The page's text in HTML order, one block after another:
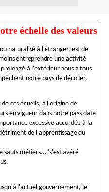
échelle des valeurs
naturalisé à l'étranger, est de
entreprendre une activité
à l'extérieur nous a tous
notre pays de décoller.
ces écueils, à l'origine de
en vigueur dans notre pays date
excessive accordée à la
de l'apprentissage du
sauts métiers..."s'est avéré
l'actuel gouvernement, le